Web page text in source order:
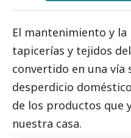
El mantenimiento y
tapicerías y tejidos
convertido en una vía
desperdicio
de los productos que
nuestra casa.